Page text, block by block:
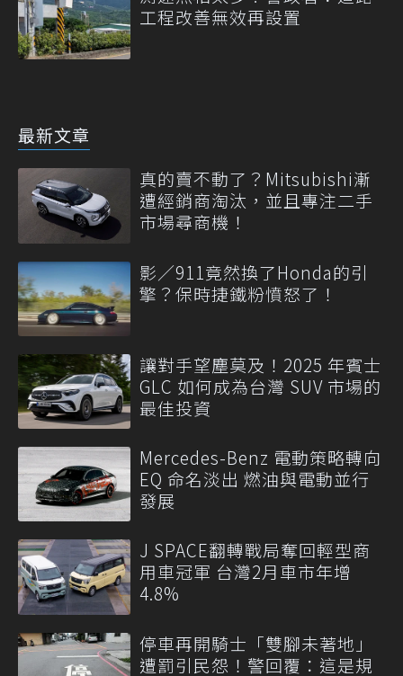
工程改善無效再設置
最新文章
真的賣不動了？Mitsubishi漸
遭經銷商淘汰，並且專注二手
市場尋商機！
影／911竟然換了Honda的引
擎？保時捷鐵粉憤怒了！
讓對手望塵莫及！2025 年賓士
GLC 如何成為台灣 SUV 市場的
最佳投資
Mercedes-Benz 電動策略轉向
EQ 命名淡出 燃油與電動並行
發展
J SPACE翻轉戰局奪回輕型商
用車冠軍 台灣2月車市年增
4.8%
停車再開騎士「雙腳未著地」
遭罰引民怨！警回覆：這是規